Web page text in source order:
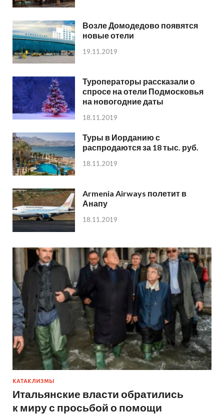
Возле Домодедово появятся
новые отели
19.11.2019
Туроператоры рассказали о
спросе на отели Подмосковья
на новогодние даты
18.11.2019
Туры в Иорданию с
распродаются за 18 тыс. руб.
18.11.2019
Armenia Airways полетит в
Анапу
18.11.2019
КАТАКЛИЗМЫ
Итальянские власти обратились
к миру с просьбой о помощи